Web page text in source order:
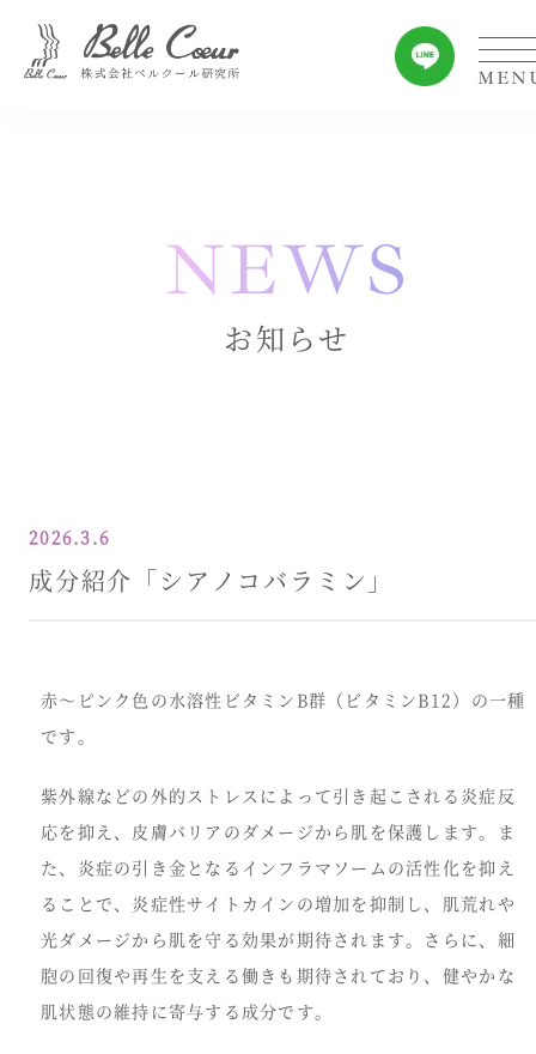
NEWS
お知らせ
2026.3.6
成分紹介「シアノコバラミン」
赤～ピンク色の水溶性ビタミンB群（ビタミンB12）の一種
です。
紫外線などの外的ストレスによって引き起こされる炎症反
応を抑え、皮膚バリアのダメージから肌を保護します。ま
た、炎症の引き金となるインフラマソームの活性化を抑え
ることで、炎症性サイトカインの増加を抑制し、肌荒れや
光ダメージから肌を守る効果が期待されます。さらに、細
胞の回復や再生を支える働きも期待されており、健やかな
肌状態の維持に寄与する成分です。